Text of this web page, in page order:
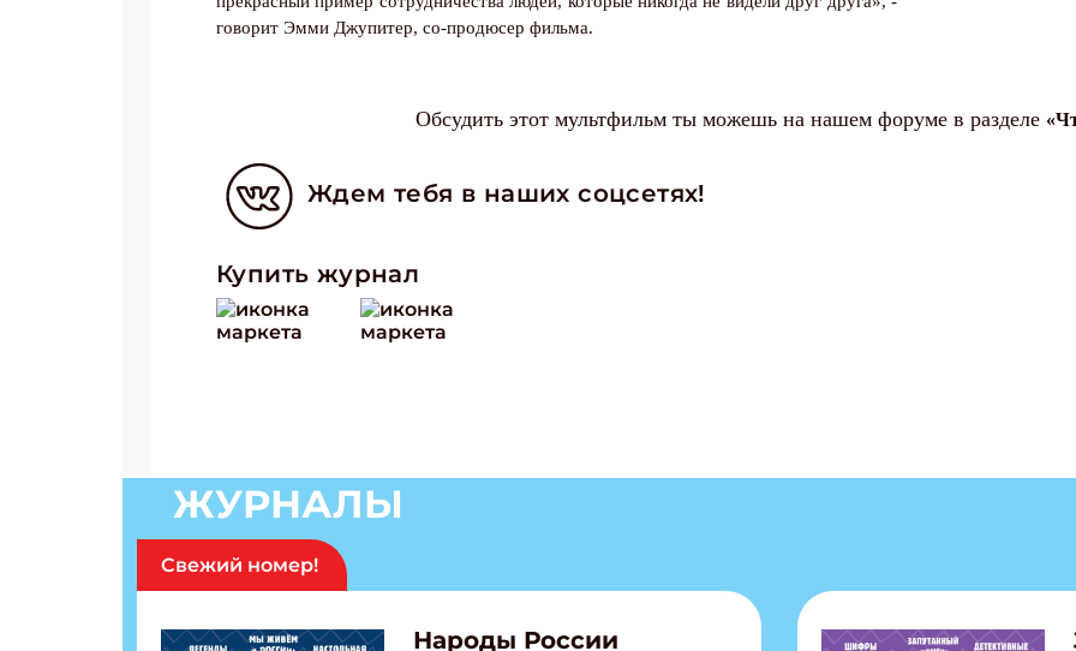
говорит Эмми Джупитер, со-продюсер фильма.
Обсудить этот мультфильм ты можешь на нашем форуме в разделе
Ждем тебя в наших соцсетях!
Купить журнал
ЖУРНАЛЫ
Свежий номер!
Народы России